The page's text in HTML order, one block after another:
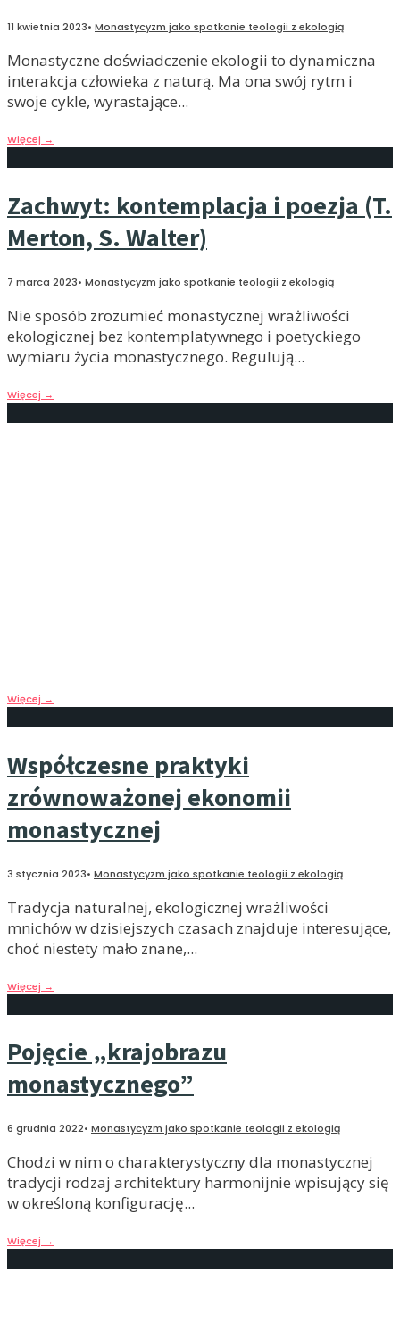
11 kwietnia 2023• Monastycyzm jako spotkanie teologii z ekologią
Monastyczne doświadczenie ekologii to dynamiczna
interakcja człowieka z naturą. Ma ona swój rytm i
swoje cykle, wyrastające...
Więcej →
Zachwyt: kontemplacja i poezja (T.
Merton, S. Walter)
7 marca 2023• Monastycyzm jako spotkanie teologii z ekologią
Nie sposób zrozumieć monastycznej wrażliwości
ekologicznej bez kontemplatywnego i poetyckiego
wymiaru życia monastycznego. Regulują...
Więcej →
Więcej →
Współczesne praktyki
zrównoważonej ekonomii
monastycznej
3 stycznia 2023• Monastycyzm jako spotkanie teologii z ekologią
Tradycja naturalnej, ekologicznej wrażliwości
mnichów w dzisiejszych czasach znajduje interesujące,
choć niestety mało znane,...
Więcej →
Pojęcie „krajobrazu
monastycznego”
6 grudnia 2022• Monastycyzm jako spotkanie teologii z ekologią
Chodzi w nim o charakterystyczny dla monastycznej
tradycji rodzaj architektury harmonijnie wpisujący się
w określoną konfigurację...
Więcej →